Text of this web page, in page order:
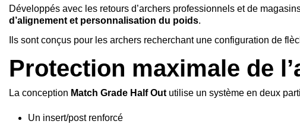
Développés avec les retours d’archers professionnels et de
d’alignement et personnalisation du poids.
Ils sont conçus pour les archers recherchant une configuration de
Protection maximale de
La conception Match Grade Half Out utilise un système en deux
Un insert/post renforcé